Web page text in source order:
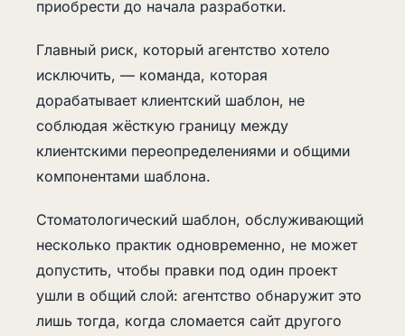
приобрести до начала разработки.
Главный риск, который агентство хотело
исключить, — команда, которая
дорабатывает клиентский шаблон, не
соблюдая жёсткую границу между
клиентскими переопределениями и общими
компонентами шаблона.
Стоматологический шаблон, обслуживающий
несколько практик одновременно, не может
допустить, чтобы правки под один проект
ушли в общий слой: агентство обнаружит это
лишь тогда, когда сломается сайт другого